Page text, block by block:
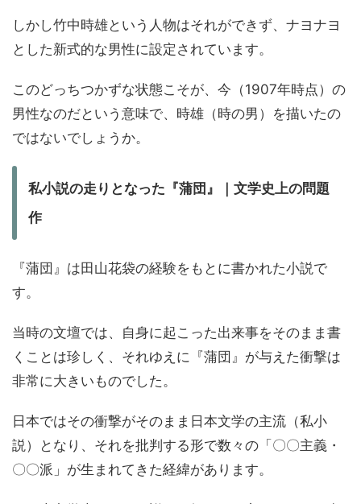
しかし竹中時雄という人物はそれができず、ナヨナヨ
とした新式的な男性に設定されています。
このどっちつかずな状態こそが、今（1907年時点）の
男性なのだという意味で、時雄（時の男）を描いたの
ではないでしょうか。
私小説の走りとなった『蒲団』｜文学史上の問題
作
『蒲団』は田山花袋の経験をもとに書かれた小説で
す。
当時の文壇では、自身に起こった出来事をそのまま書
くことは珍しく、それゆえに『蒲団』が与えた衝撃は
非常に大きいものでした。
日本ではその衝撃がそのまま日本文学の主流（私小
説）となり、それを批判する形で数々の「〇〇主義・
〇〇派」が生まれてきた経緯があります。